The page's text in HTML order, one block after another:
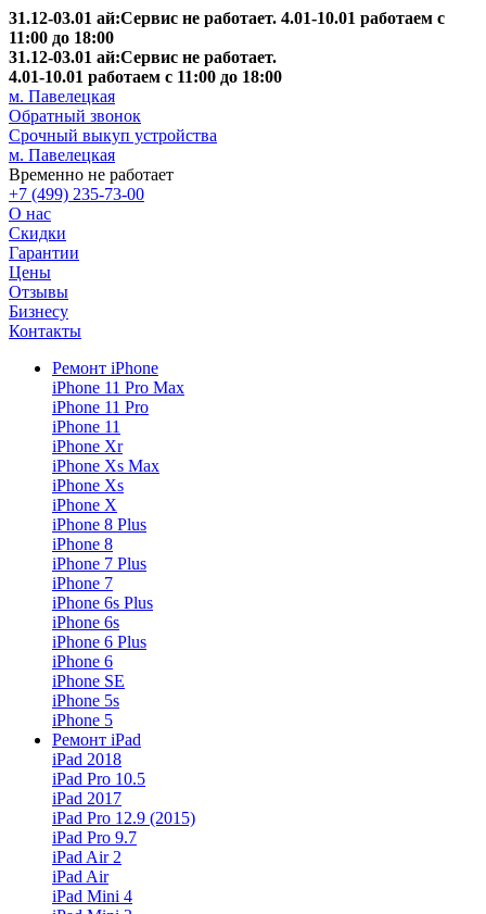
31.12-03.01 ай:Сервис не работает. 4.01-10.01 работаем с
11:00 до 18:00
31.12-03.01 ай:Сервис не работает.
4.01-10.01 работаем с 11:00 до 18:00
м. Павелецкая
Обратный звонок
Срочный выкуп устройства
м. Павелецкая
Временно не работает
+7 (499) 235-73-00
О нас
Скидки
Гарантии
Цены
Отзывы
Бизнесу
Контакты
Ремонт iPhone
iPhone 11 Pro Max
iPhone 11 Pro
iPhone 11
iPhone Xr
iPhone Xs Max
iPhone Xs
iPhone X
iPhone 8 Plus
iPhone 8
iPhone 7 Plus
iPhone 7
iPhone 6s Plus
iPhone 6s
iPhone 6 Plus
iPhone 6
iPhone SE
iPhone 5s
iPhone 5
Ремонт iPad
iPad 2018
iPad Pro 10.5
iPad 2017
iPad Pro 12.9 (2015)
iPad Pro 9.7
iPad Air 2
iPad Air
iPad Mini 4